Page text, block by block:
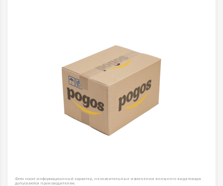
Фото носят информационный характер, незначительные изменения внешнего вида товара
допускаются производителем.